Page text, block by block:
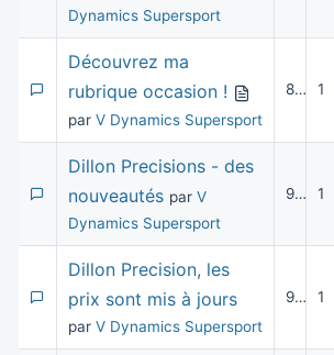
Dynamics Supersport
Découvrez ma
rubrique occasion !
par V Dynamics Supersport
8 909 1
Dillon Precisions - des
nouveautés par V
Dynamics Supersport
9 311 1
Dillon Precision, les
prix sont mis à jours
par V Dynamics Supersport
9 666 1